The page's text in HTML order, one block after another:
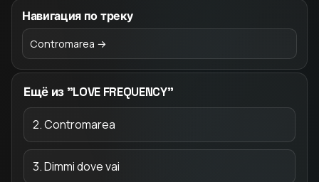
Навигация по треку
Contromarea →
Ещё из "LOVE FREQUENCY"
2. Contromarea
3. Dimmi dove vai